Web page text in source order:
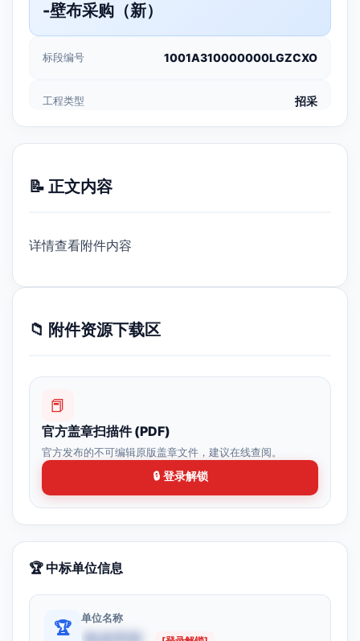
-壁布采购（新）
标段编号 1001A310000000LGZCXO
工程类型 招采
📝 正文内容
详情查看附件内容
📁 附件资源下载区
📕
官方盖章扫描件 (PDF)
官方发布的不可编辑原版盖章文件，建议在线查阅。
🔒 登录解锁
🏆 中标单位信息
🏆
单位名称